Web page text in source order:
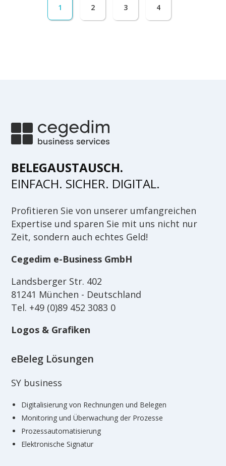
1 2 3 4
BELEGAUSTAUSCH.
EINFACH. SICHER. DIGITAL.
Profitieren Sie von unserer umfangreichen
Expertise und sparen Sie mit uns nicht nur
Zeit, sondern auch echtes Geld!
Cegedim e-Business GmbH
Landsberger Str. 402
81241 München - Deutschland
Tel. +49 (0)89 452 3083 0
Logos & Grafiken
eBeleg Lösungen
SY business
Digitalisierung von Rechnungen und Belegen
Monitoring und Überwachung der Prozesse
Prozessautomatisierung
Elektronische Signatur